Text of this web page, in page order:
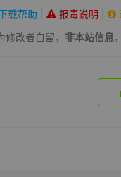
载帮助 报毒说明
改者自留， 非本站信息